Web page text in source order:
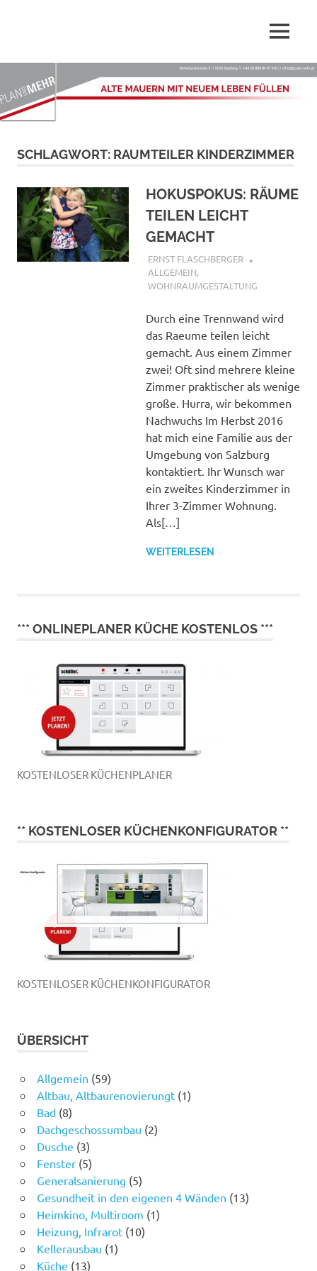
Inhalt
springen
Mehr.at
–
Alte
Mauern
mit
neuem
PLAN
und
MEHR
GmbH
sind
rund
Planen,
Renovieren,
Sanieren
und
Innenarchitektur
MENÜ
SCHLAGWORT: RAUMTEILER KINDERZIMMER
HOKUSPOKUS: RÄUME
TEILEN LEICHT
GEMACHT
24. APRIL 2017
ERNST FLASCHBERGER
ALLGEMEIN,
WOHNRAUMGESTALTUNG
Durch eine Trennwand wird
das Raeume teilen leicht
gemacht. Aus einem Zimmer
zwei! Oft sind mehrere kleine
Zimmer praktischer als wenige
große. Hurra, wir bekommen
Nachwuchs Im Herbst 2016
hat mich eine Familie aus der
Umgebung von Salzburg
kontaktiert. Ihr Wunsch war
ein zweites Kinderzimmer in
Ihrer 3-Zimmer Wohnung.
Als[…]
WEITERLESEN
*** ONLINEPLANER KÜCHE KOSTENLOS ***
KOSTENLOSER KÜCHENPLANER
** KOSTENLOSER KÜCHENKONFIGURATOR **
KOSTENLOSER KÜCHENKONFIGURATOR
ÜBERSICHT
Allgemein (59)
Altbau, Altbaurenovierungt(1)
Bad(8)
Dachgeschossumbau (2)
Dusche (3)
Fenster(5)
Generalsanierung (5)
Gesundheit in den eigenen 4 Wänden (13)
Heimkino, Multiroom (1)
Heizung, Infrarot(10)
Kellerausbau (1)
Küche (13)